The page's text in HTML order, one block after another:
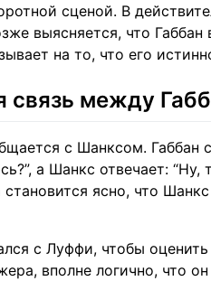
сценой. В
выясняется, что
на то, что его
связь между
с Шанксом. Габбан
а Шанкс отвечает:
становится ясно, что
с Луффи, чтобы
вполне логично, что